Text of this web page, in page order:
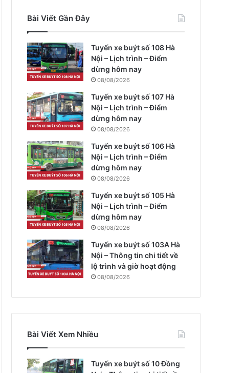
Bài Viết Gần Đây
Tuyến xe buýt số 108 Hà
Nội – Lịch trình – Điểm
dừng hôm nay
08/08/2026
Tuyến xe buýt số 107 Hà
Nội – Lịch trình – Điểm
dừng hôm nay
08/08/2026
Tuyến xe buýt số 106 Hà
Nội – Lịch trình – Điểm
dừng hôm nay
08/08/2026
Tuyến xe buýt số 105 Hà
Nội – Lịch trình – Điểm
dừng hôm nay
08/08/2026
Tuyến xe buýt số 103A Hà
Nội – Thông tin chi tiết về
lộ trình và giờ hoạt động
08/08/2026
Bài Viết Xem Nhiều
Tuyến xe buýt số 10 Đồng